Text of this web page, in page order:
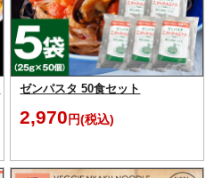
ゼンパスタ 50食セット
2,970 円(税込)